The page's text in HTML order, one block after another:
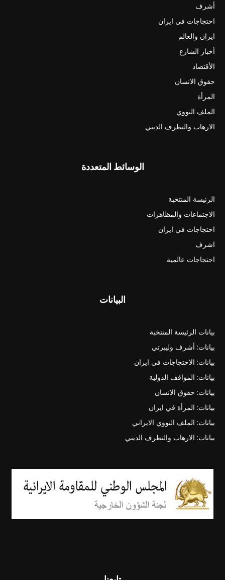
أشرف
احتجاجات في ايران
ايران والعالم
أخبار الشارع
الأقتصاد
حقوق الانسان
المرأة
الملف النووي
الارهاب والتطرف الديني
الوسائط المتعددة
الرئيسة المنتخبة
الاجتماعات والمظاهرات
احتجاجات في ايران
اشرف
احتجاجات عالمية
البيانات
بيانات الرئيسة المنتخبة
بيانات: أشرف وليبرتي
بيانات: الاحتجاجات في ايران
بيانات: المواقف الدولية
بيانات: حقوق الانسان
بيانات: المرأة في ايران
بيانات: الملف النووي الايراني
بيانات: الارهاب والتطرف الديني